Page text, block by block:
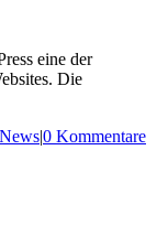
eine der
Die
|0 Kommentare